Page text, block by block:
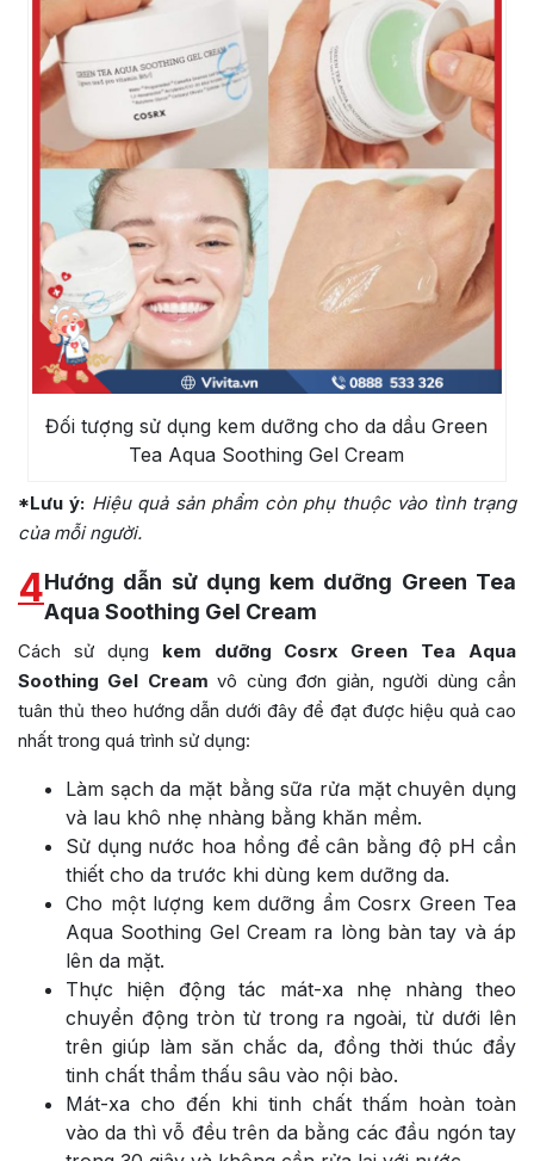
Đối tượng sử dụng kem dưỡng cho da dầu Green
Tea Aqua Soothing Gel Cream
*Lưu ý: Hiệu quả sản phẩm còn phụ thuộc vào tình trạng
của mỗi người.
4Hướng dẫn sử dụng kem dưỡng Green Tea
Aqua Soothing Gel Cream
Cách sử dụng kem dưỡng Cosrx Green Tea Aqua
Soothing Gel Cream vô cùng đơn giản, người dùng cần
tuân thủ theo hướng dẫn dưới đây để đạt được hiệu quả cao
nhất trong quá trình sử dụng:
Làm sạch da mặt bằng sữa rửa mặt chuyên dụng
và lau khô nhẹ nhàng bằng khăn mềm.
Sử dụng nước hoa hồng để cân bằng độ pH cần
thiết cho da trước khi dùng kem dưỡng da.
Cho một lượng kem dưỡng ẩm Cosrx Green Tea
Aqua Soothing Gel Cream ra lòng bàn tay và áp
lên da mặt.
Thực hiện động tác mát-xa nhẹ nhàng theo
chuyển động tròn từ trong ra ngoài, từ dưới lên
trên giúp làm săn chắc da, đồng thời thúc đẩy
tinh chất thẩm thấu sâu vào nội bào.
Mát-xa cho đến khi tinh chất thấm hoàn toàn
vào da thì vỗ đều trên da bằng các đầu ngón tay